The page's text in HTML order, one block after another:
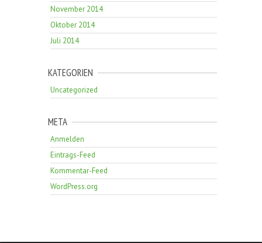
November 2014
Oktober 2014
Juli 2014
KATEGORIEN
Uncategorized
META
Anmelden
Eintrags-Feed
Kommentar-Feed
WordPress.org